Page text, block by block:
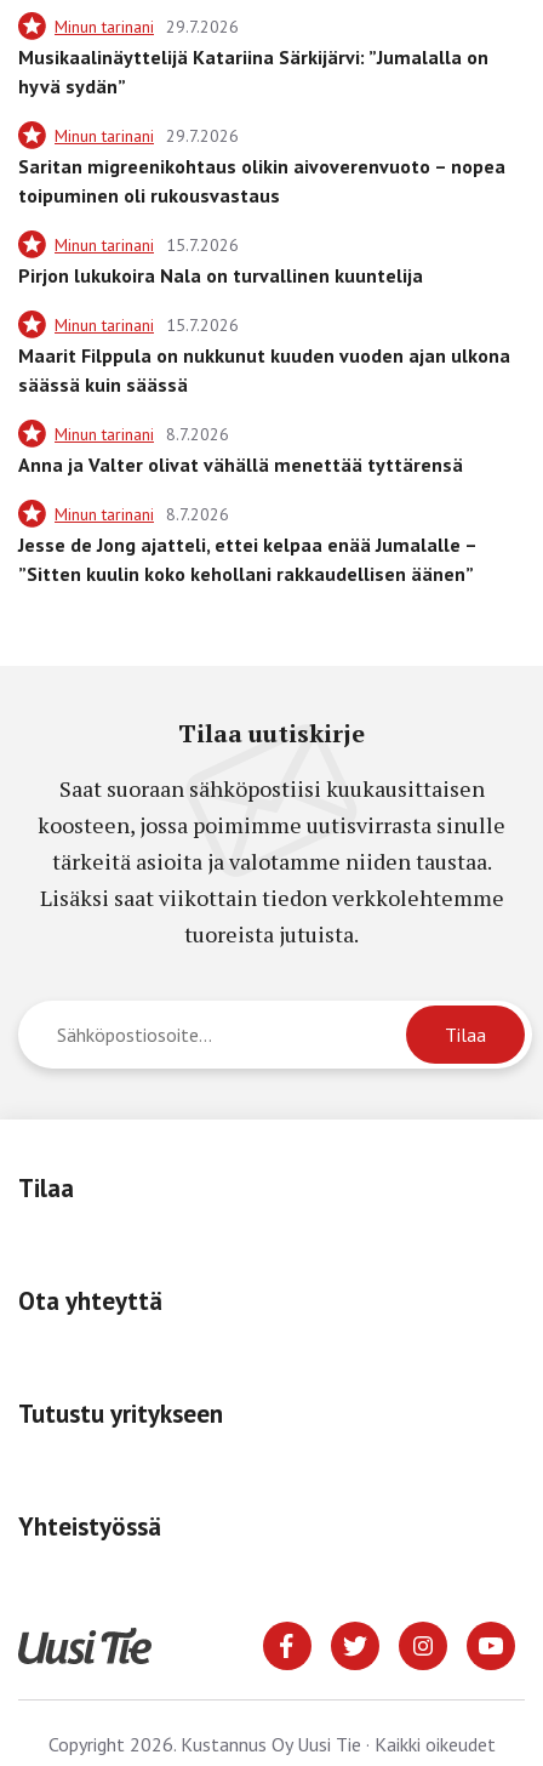
Minun tarinani 29.7.2026
Musikaalinäyttelijä Katariina Särkijärvi: ”Jumalalla on
hyvä sydän”
Minun tarinani 29.7.2026
Saritan migreenikohtaus olikin aivoverenvuoto – nopea
toipuminen oli rukousvastaus
Minun tarinani 15.7.2026
Pirjon lukukoira Nala on turvallinen kuuntelija
Minun tarinani 15.7.2026
Maarit Filppula on nukkunut kuuden vuoden ajan ulkona
säässä kuin säässä
Minun tarinani 8.7.2026
Anna ja Valter olivat vähällä menettää tyttärensä
Minun tarinani 8.7.2026
Jesse de Jong ajatteli, ettei kelpaa enää Jumalalle –
”Sitten kuulin koko kehollani rakkaudellisen äänen”
Tilaa uutiskirje
Saat suoraan sähköpostiisi kuukausittaisen
koosteen, jossa poimimme uutisvirrasta sinulle
tärkeitä asioita ja valotamme niiden taustaa.
Lisäksi saat viikottain tiedon verkkolehtemme
tuoreista jutuista.
Tilaa
Ota yhteyttä
Tutustu yritykseen
Yhteistyössä
Copyright 2026. Kustannus Oy Uusi Tie · Kaikki oikeudet